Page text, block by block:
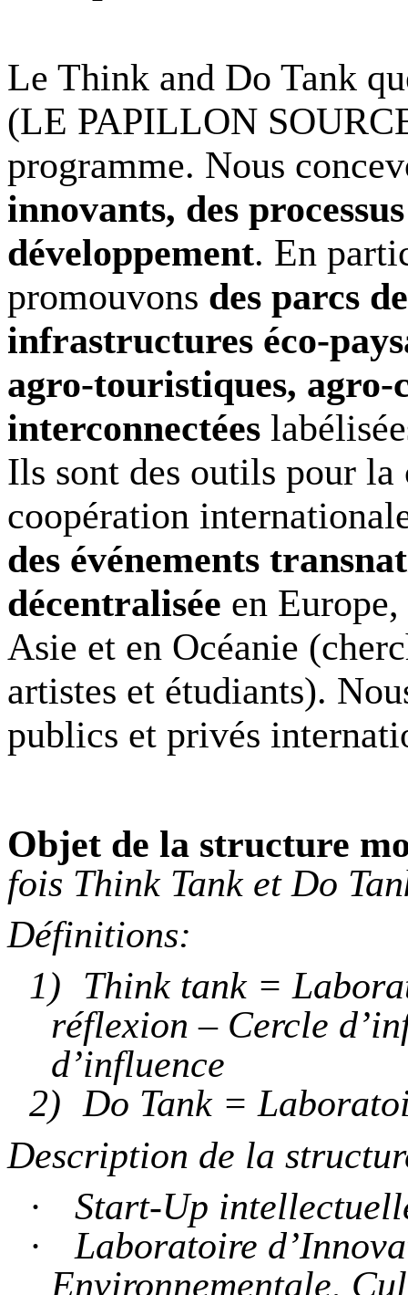
Le Think and Do Tank
(LE PAPILLON
programme. Nous
innovants, des
développement. En
promouvons des parcs
infrastructures éco-
agro-touristiques, agro-
interconnectées
Ils sont des outils pour
coopération
des événements
décentralisée en
Asie et en Océanie
artistes et étudiants).
publics et privés
Objet de la structure
fois Think Tank et Do
Définitions:
1) Think tank =
réflexion – Cercle
d’influence
2) Do Tank =
Description de la
·
Start-Up
·
Laboratoire
Environnementale,